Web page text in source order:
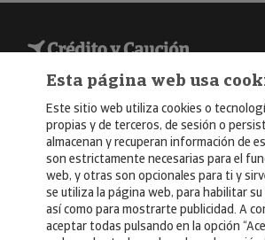
© Copyright 2026, Crédito y Caución
Aviso Legal
Política de Privacidad
RGPD
Política de Cookies
Esta página web usa
Este sitio web utiliza cookies o
propias y de terceros, de sesión o
almacenan y recuperan información de
son estrictamente necesarias para el
web, y otras son opcionales para ti y
se utiliza la página web, para habilitar
así como para mostrarte publicidad. A
aceptar todas pulsando en la opción